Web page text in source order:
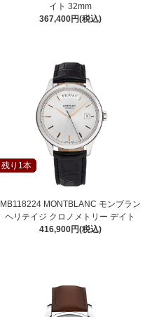
イト 32mm
367,400円(税込)
残り1本
MB118224 MONTBLANC モンブラン
ヘリテイジ クロノメトリー デイト
416,900円(税込)